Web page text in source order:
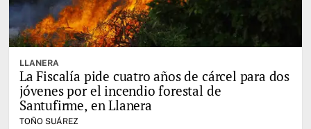
LLANERA
La Fiscalía pide cuatro años de cárcel para dos
jóvenes por el incendio forestal de
Santufirme, en Llanera
TOÑO SUÁREZ